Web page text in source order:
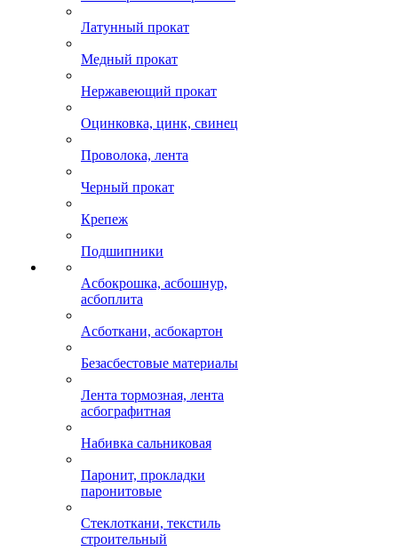
Латунный прокат
Медный прокат
Нержавеющий прокат
Оцинковка, цинк, свинец
Проволока, лента
Черный прокат
Крепеж
Подшипники
Асбокрошка, асбошнур,
асбоплита
Асботкани, асбокартон
Безасбестовые материалы
Лента тормозная, лента
асбографитная
Набивка сальниковая
Паронит, прокладки
паронитовые
Стеклоткани, текстиль
строительный